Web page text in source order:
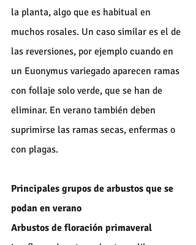
la planta, algo que es habitual en
muchos rosales. Un caso similar es el de
las reversiones, por ejemplo cuando en
un Euonymus variegado aparecen ramas
con follaje solo verde, que se han de
eliminar. En verano también deben
suprimirse las ramas secas, enfermas o
con plagas.
Principales grupos de arbustos que se
podan en verano
Arbustos de floración primaveral